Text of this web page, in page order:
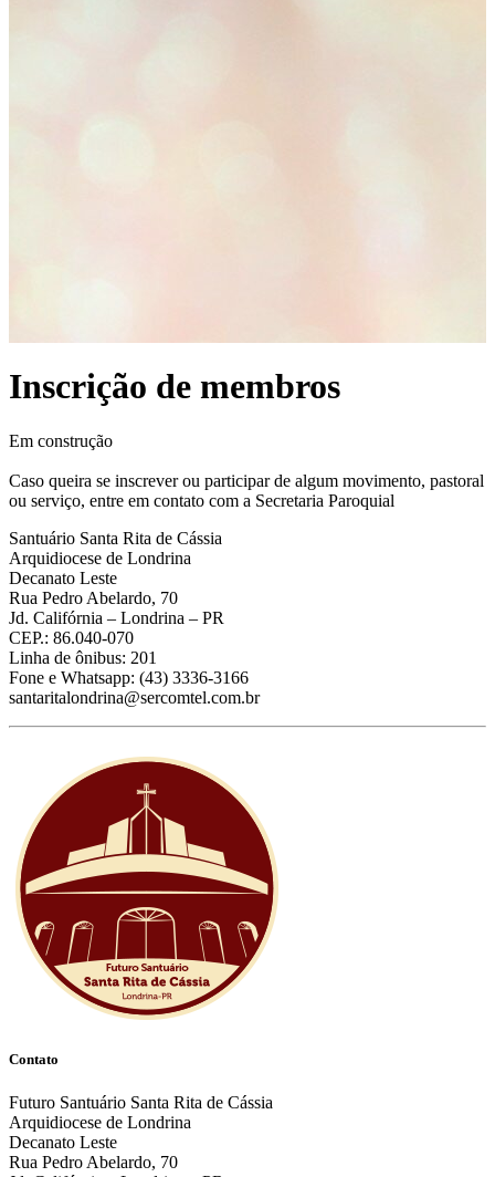
Inscrição de membros
Em construção
Caso queira se inscrever ou participar de algum movimento, pastoral
ou serviço, entre em contato com a Secretaria Paroquial
Santuário Santa Rita de Cássia
Arquidiocese de Londrina
Decanato Leste
Rua Pedro Abelardo, 70
Jd. Califórnia – Londrina – PR
CEP.: 86.040-070
Linha de ônibus: 201
Fone e Whatsapp: (43) 3336-3166
santaritalondrina@sercomtel.com.br
Contato
Futuro Santuário Santa Rita de Cássia
Arquidiocese de Londrina
Decanato Leste
Rua Pedro Abelardo, 70